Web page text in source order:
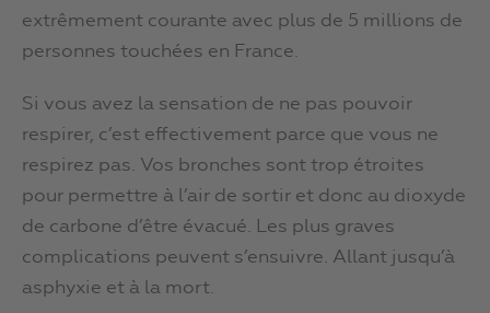
extrêmement courante avec plus de 5 millions de
personnes touchées en France.
Si vous avez la sensation de ne pas pouvoir
respirer, c’est effectivement parce que vous ne
respirez pas. Vos bronches sont trop étroites
pour permettre à l’air de sortir et donc au dioxyde
de carbone d’être évacué. Les plus graves
complications peuvent s’ensuivre. Allant jusqu’à
asphyxie et à la mort.